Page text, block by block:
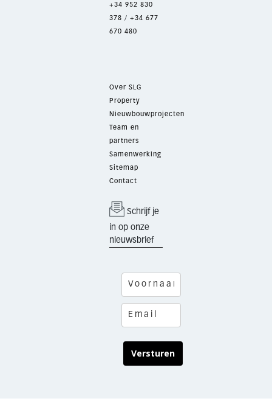
+34 952 830
378 / +34 677
670 480
Over SLG
Property
Nieuwbouwprojecten
Team en
partners
Samenwerking
Sitemap
Contact
Schrijf je
in op onze
nieuwsbrief
Versturen